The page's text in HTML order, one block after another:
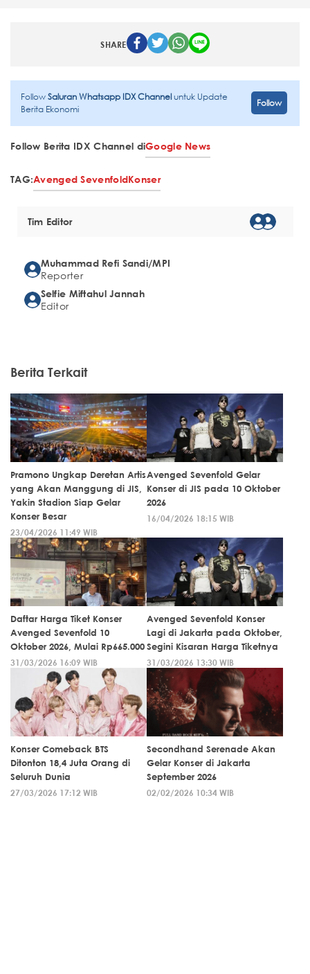
SHARE
FollowSaluran Whatsapp IDX Channeluntuk Update
Berita Ekonomi
Follow
Follow Berita IDX Channel diGoogle News
TAG:Avenged SevenfoldKonser
Tim Editor
Muhammad Refi Sandi/MPI
Reporter
Selfie Miftahul Jannah
Editor
Berita Terkait
Pramono Ungkap Deretan Artis
yang Akan Manggung di JIS,
Yakin Stadion Siap Gelar
Konser Besar
23/04/2026 11:49 WIB
Avenged Sevenfold Gelar
Konser di JIS pada 10 Oktober
2026
16/04/2026 18:15 WIB
Daftar Harga Tiket Konser
Avenged Sevenfold 10
Oktober 2026, Mulai Rp665.000
31/03/2026 16:09 WIB
Avenged Sevenfold Konser
Lagi di Jakarta pada Oktober,
Segini Kisaran Harga Tiketnya
31/03/2026 13:30 WIB
Konser Comeback BTS
Ditonton 18,4 Juta Orang di
Seluruh Dunia
27/03/2026 17:12 WIB
Secondhand Serenade Akan
Gelar Konser di Jakarta
September 2026
02/02/2026 10:34 WIB